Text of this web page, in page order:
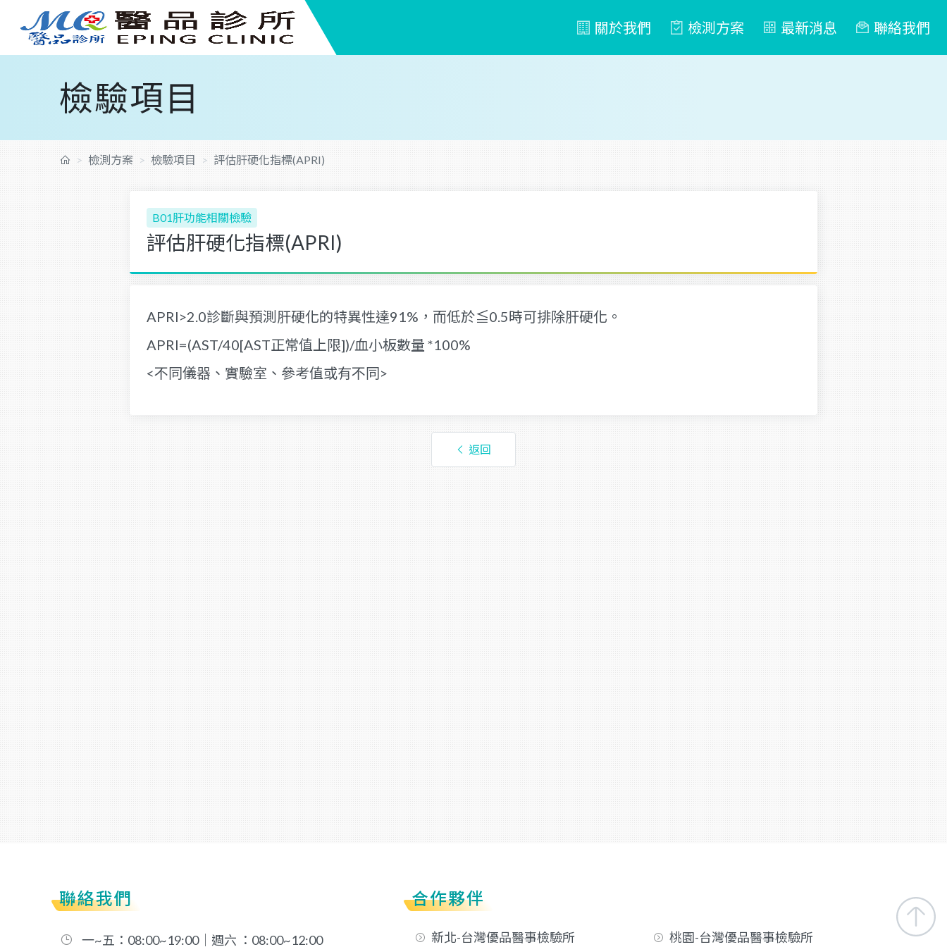
關於我們 檢測方案 最新消息 聯絡我們
檢驗項目
檢測方案 檢驗項目 評估肝硬化指標(APRI)
評估肝硬化指標(APRI)
B01肝功能相關檢驗
APRI>2.0診斷與預測肝硬化的特異性達91%，而低於≦0.5時可排除肝硬化。
APRI=(AST/40[AST正常值上限])/血小板數量 *100%
<不同儀器、實驗室、參考值或有不同>
返回
聯絡我們
一~五：08:00~19:00｜週六 ：08:00~12:00
合作夥伴
新北-台灣優品醫事檢驗所 桃園-台灣優品醫事檢驗所